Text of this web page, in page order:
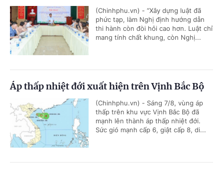
(Chinhphu.vn) - “Xây dựng luật đã
phức tạp, làm Nghị định hướng dẫn
thi hành còn đòi hỏi cao hơn. Luật chỉ
mang tính chất khung, còn Nghị...
Áp thấp nhiệt đới xuất hiện trên Vịnh Bắc Bộ
(Chinhphu.vn) - Sáng 7/8, vùng áp
thấp trên khu vực Vịnh Bắc Bộ đã
mạnh lên thành áp thấp nhiệt đới.
Sức gió mạnh cấp 6, giật cấp 8, di...